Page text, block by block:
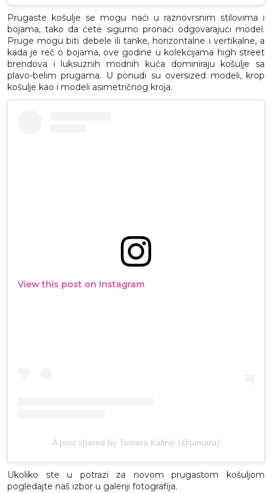
Prugaste košulje se mogu naći u raznovrsnim stilovima i
bojama, tako da ćete sigurno pronaći odgovarajući model.
Pruge mogu biti debele ili tanke, horizontalne i vertikalne, a
kada je reč o bojama, ove godine u kolekcijama high street
brendova i luksuznih modnih kuća dominiraju košulje sa
plavo-belim prugama. U ponudi su oversized modeli, krop
košulje kao i modeli asimetričnog kroja.
View this post on Instagram
A post shared by Tamara Kalinic (@tamara)
Ukoliko ste u potrazi za novom prugastom košuljom
pogledajte naš izbor u galeriji fotografija.